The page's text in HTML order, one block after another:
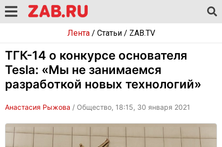
Лента/ Статьи/ ZAB.TV
ТГК-14 о конкурсе основателя
Tesla: «Мы не занимаемся
разработкой новых технологий»
Анастасия Рыжова / Общество, 18:15, 30 января 2021